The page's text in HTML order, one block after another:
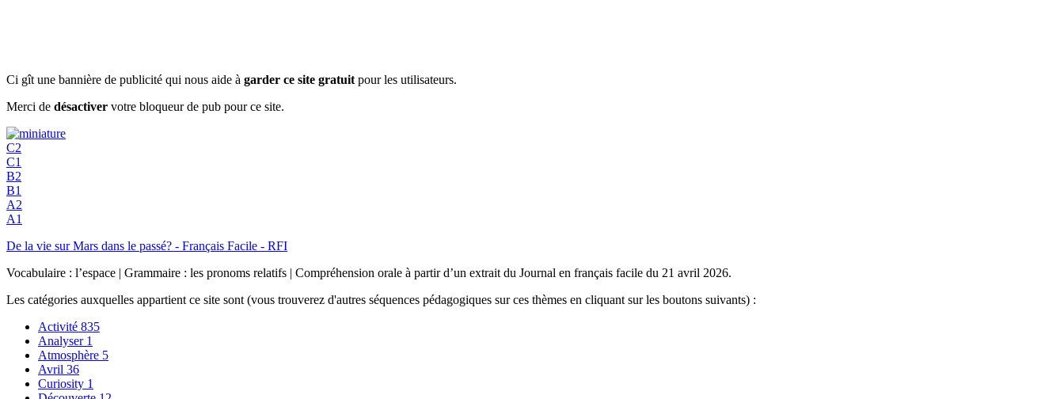
Ci gît une bannière de publicité qui nous aide à garder ce site gratuit pour les utilisateurs.
Merci de désactiver votre bloqueur de pub pour ce site.
C2
C1
B2
B1
A2
A1
De la vie sur Mars dans le passé? - Français Facile - RFI
Vocabulaire : l’espace | Grammaire : les pronoms relatifs | Compréhension orale à partir d’un extrait du Journal en français facile du 21 avril 2026.
Les catégories auxquelles appartient ce site sont (vous trouverez d'autres séquences pédagogiques sur ces thèmes en cliquant sur les boutons suivants) :
Activité 835
Analyser 1
Atmosphère 5
Avril 36
Curiosity 1